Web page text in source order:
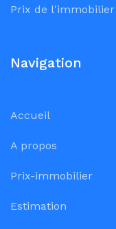
Prix de l'immobilier
Navigation
Accueil
A propos
Prix-immobilier
Estimation